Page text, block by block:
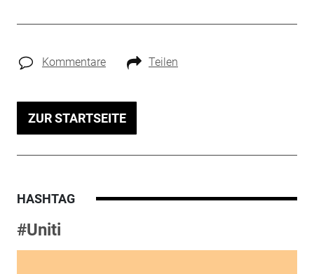
Kommentare Teilen
ZUR STARTSEITE
HASHTAG
#Uniti